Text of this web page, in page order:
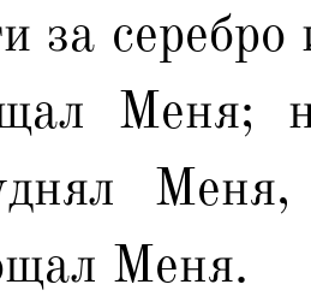
за
Меня;
Меня.